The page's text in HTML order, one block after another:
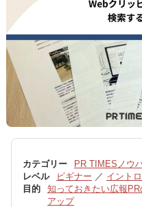
カテゴリー
PR TIMESノウ
レベル
ビギナー ／ イント
目的
知っておきたい広報PR
アップ